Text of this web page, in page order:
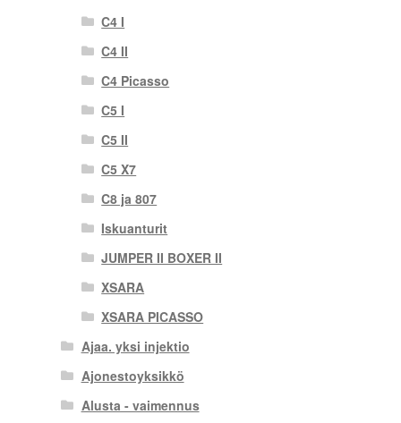
C4 I
C4 II
C4 Picasso
C5 I
C5 II
C5 X7
C8 ja 807
Iskuanturit
JUMPER II BOXER II
XSARA
XSARA PICASSO
Ajaa. yksi injektio
Ajonestoyksikkö
Alusta - vaimennus